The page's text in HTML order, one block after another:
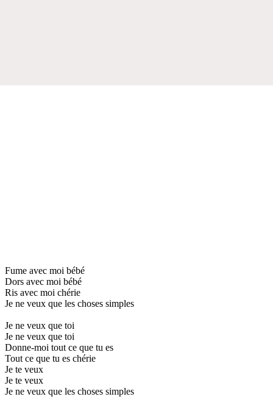
Fume avec moi bébé
Dors avec moi bébé
Ris avec moi chérie
Je ne veux que les choses simples
Je ne veux que toi
Je ne veux que toi
Donne-moi tout ce que tu es
Tout ce que tu es chérie
Je te veux
Je te veux
Je ne veux que les choses simples